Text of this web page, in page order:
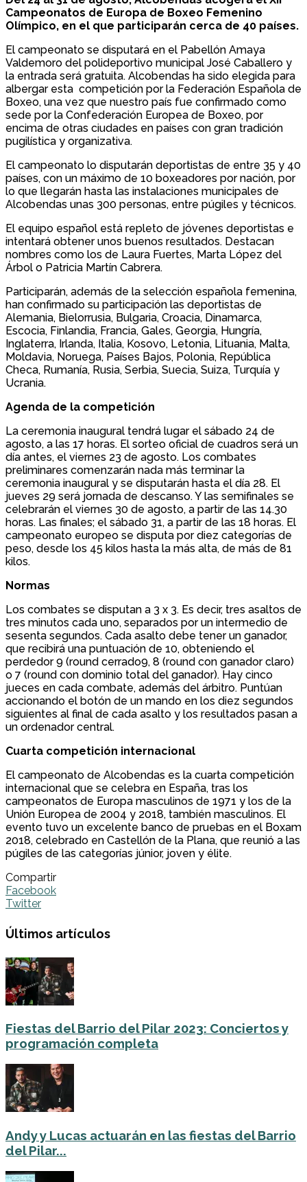
Campeonatos de Europa de Boxeo Femenino
Olímpico, en el que participarán cerca de 40 países.
El campeonato se disputará en el Pabellón Amaya
Valdemoro del polideportivo municipal José Caballero y
la entrada será gratuita. Alcobendas ha sido elegida para
albergar esta competición por la Federación Española de
Boxeo, una vez que nuestro país fue confirmado como
sede por la Confederación Europea de Boxeo, por
encima de otras ciudades en países con gran tradición
pugilística y organizativa.
El campeonato lo disputarán deportistas de entre 35 y 40
países, con un máximo de 10 boxeadores por nación, por
lo que llegarán hasta las instalaciones municipales de
Alcobendas unas 300 personas, entre púgiles y técnicos.
El equipo español está repleto de jóvenes deportistas e
intentará obtener unos buenos resultados. Destacan
nombres como los de Laura Fuertes, Marta López del
Árbol o Patricia Martín Cabrera.
Participarán, además de la selección española femenina,
han confirmado su participación las deportistas de
Alemania, Bielorrusia, Bulgaria, Croacia, Dinamarca,
Escocia, Finlandia, Francia, Gales, Georgia, Hungría,
Inglaterra, Irlanda, Italia, Kosovo, Letonia, Lituania, Malta,
Moldavia, Noruega, Países Bajos, Polonia, República
Checa, Rumanía, Rusia, Serbia, Suecia, Suiza, Turquía y
Ucrania.
Agenda de la competición
La ceremonia inaugural tendrá lugar el sábado 24 de
agosto, a las 17 horas. El sorteo oficial de cuadros será un
día antes, el viernes 23 de agosto. Los combates
preliminares comenzarán nada más terminar la
ceremonia inaugural y se disputarán hasta el día 28. El
jueves 29 será jornada de descanso. Y las semifinales se
celebrarán el viernes 30 de agosto, a partir de las 14.30
horas. Las finales; el sábado 31, a partir de las 18 horas. El
campeonato europeo se disputa por diez categorías de
peso, desde los 45 kilos hasta la más alta, de más de 81
kilos.
Normas
Los combates se disputan a 3 x 3. Es decir, tres asaltos de
tres minutos cada uno, separados por un intermedio de
sesenta segundos. Cada asalto debe tener un ganador,
que recibirá una puntuación de 10, obteniendo el
perdedor 9 (round cerrado9, 8 (round con ganador claro)
o 7 (round con dominio total del ganador). Hay cinco
jueces en cada combate, además del árbitro. Puntúan
accionando el botón de un mando en los diez segundos
siguientes al final de cada asalto y los resultados pasan a
un ordenador central.
Cuarta competición internacional
El campeonato de Alcobendas es la cuarta competición
internacional que se celebra en España, tras los
campeonatos de Europa masculinos de 1971 y los de la
Unión Europea de 2004 y 2018, también masculinos. El
evento tuvo un excelente banco de pruebas en el Boxam
2018, celebrado en Castellón de la Plana, que reunió a las
púgiles de las categorías júnior, joven y élite.
Compartir
Facebook
Twitter
Últimos artículos
Fiestas del Barrio del Pilar 2023: Conciertos y
programación completa
Andy y Lucas actuarán en las fiestas del Barrio
del Pilar...